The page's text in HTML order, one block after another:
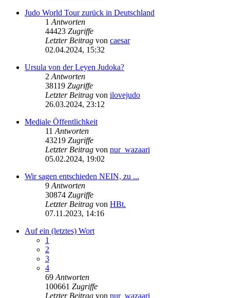
Judo World Tour zurück in Deutschland
1 Antworten
44423 Zugriffe
Letzter Beitrag von caesar
02.04.2024, 15:32
Ursula von der Leyen Judoka?
2 Antworten
38119 Zugriffe
Letzter Beitrag von ilovejudo
26.03.2024, 23:12
Mediale Öffentlichkeit
11 Antworten
43219 Zugriffe
Letzter Beitrag von nur_wazaari
05.02.2024, 19:02
Wir sagen entschieden NEIN, zu ...
9 Antworten
30874 Zugriffe
Letzter Beitrag von HBt.
07.11.2023, 14:16
Auf ein (letztes) Wort
1
2
3
4
69 Antworten
100661 Zugriffe
Letzter Beitrag von nur_wazaari